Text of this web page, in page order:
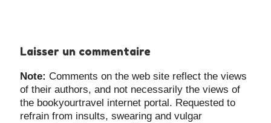
Laisser un commentaire
Note: Comments on the web site reflect the views
of their authors, and not necessarily the views of
the bookyourtravel internet portal. Requested to
refrain from insults, swearing and vulgar